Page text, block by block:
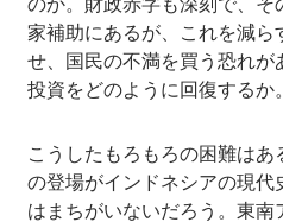
のか。財政赤字も深刻で、そ
家補助にあるが、これを減ら
せ、国民の不満を買う恐れが
投資をどのように回復するか。
こうしたもろもろの困難は
の登場がインドネシアの現代
はまちがいないだろう。東南